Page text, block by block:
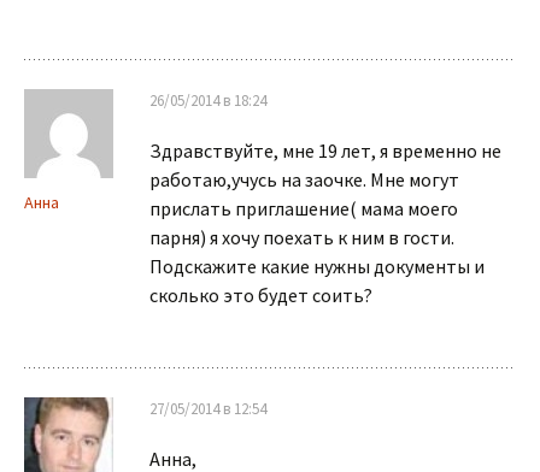
Анна
26/05/2014 в 18:24
Здравствуйте, мне 19 лет, я временно не
работаю,учусь на заочке. Мне могут
прислать приглашение( мама моего
парня) я хочу поехать к ним в гости.
Подскажите какие нужны документы и
сколько это будет соить?
27/05/2014 в 12:54
Анна,